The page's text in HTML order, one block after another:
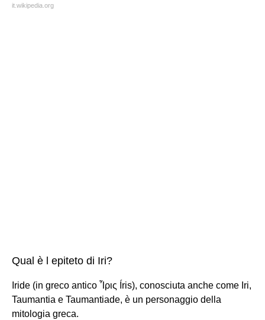
it.wikipedia.org
Qual è l epiteto di Iri?
Iride (in greco antico Ἶρις Íris), conosciuta anche come Iri,
Taumantia e Taumantiade, è un personaggio della
mitologia greca.